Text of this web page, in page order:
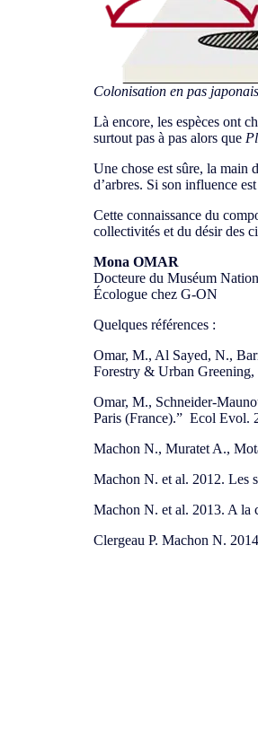
Colonisation en pas japonais
Là encore, les espèces ont
surtout pas à pas alors que
Une chose est sûre, la main
d’arbres. Si son influence
Cette connaissance du
collectivités et du désir des
Mona OMAR
Docteure du Muséum
Écologue chez G-ON
Quelques références :
Omar, M., Al Sayed, N.,
Forestry & Urban Greening,
Omar, M., Schneider-
Paris (France).” Ecol Evol.
Machon N., Muratet A.,
Machon N. et al. 2012. Les
Machon N. et al. 2013. A la
Clergeau P. Machon N.